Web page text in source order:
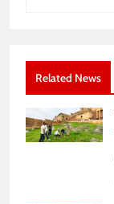
Related News